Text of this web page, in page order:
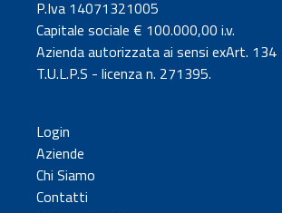
P.Iva 14071321005
Capitale sociale € 100.000,00 i.v.
Azienda autorizzata ai sensi exArt. 134
T.U.L.P.S - licenza n. 271395.
Login
Aziende
Chi Siamo
Contatti